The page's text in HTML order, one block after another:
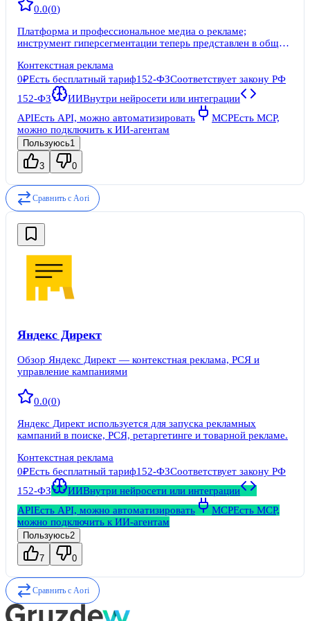
0.0(0)
Платформа и профессиональное медиа о рекламе;
инструмент гиперсегментации теперь представлен в общей
Контекстная реклама
0₽Есть бесплатный тариф152-ФЗСоответствует закону РФ
152-ФЗ
ИИВнутри нейросети или интеграции
APIЕсть API, можно автоматизировать MCPЕсть MCP,
можно подключить к ИИ-агентам
Пользуюсь1
3 0
Сравнить сAori
Яндекс Директ
Обзор Яндекс Директ — контекстная реклама, РСЯ и
управление кампаниями
0.0(0)
Яндекс Директ используется для запуска рекламных
кампаний в поиске, РСЯ, ретаргетинге и товарной рекламе.
Контекстная реклама
0₽Есть бесплатный тариф152-ФЗСоответствует закону РФ
152-ФЗ
ИИВнутри нейросети или интеграции
APIЕсть API, можно автоматизировать MCPЕсть MCP,
можно подключить к ИИ-агентам
Пользуюсь2
7 0
Сравнить сAori